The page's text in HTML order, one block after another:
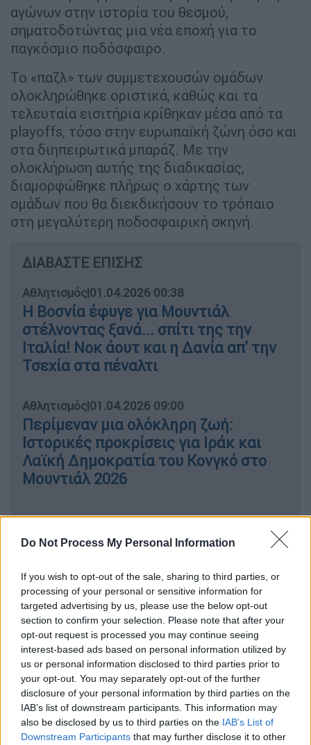
Do Not Process My Personal Information
If you wish to opt-out of the sale, sharing to third parties, or
processing of your personal or sensitive information for
targeted advertising by us, please use the below opt-out
section to confirm your selection. Please note that after your
opt-out request is processed you may continue seeing
interest-based ads based on personal information utilized by
us or personal information disclosed to third parties prior to
your opt-out. You may separately opt-out of the further
disclosure of your personal information by third parties on the
IAB’s list of downstream participants. This information may
also be disclosed by us to third parties on the IAB’s List of
Downstream Participants that may further disclose it to other
αγώνων στην ιστορία του θεσμού,
σηματοδοτώντας μια νέα εποχή για το
παγκόσμιο ποδόσφαιρο.
Το «παζλ» των συμμετεχουσών ομάδων
ολοκληρώθηκε οριστικά, καθώς και τα
τελευταία εισιτήρια κρίθηκαν μέσα από τα
playoffs, τόσο στην ευρωπαϊκή ζώνη όσο και
στα διηπειρωτικά μπαράζ. Με την
ολοκλήρωση αυτής της διαδικασίας,
διαμορφώθηκε πλήρως ο χάρτης των
ομάδων που θα διεκδικήσουν το τρόπαιο
στη μεγαλύτερη ποδοσφαιρική σκηνή.
ΔΙΑΒΑΣΤΕ ΕΠΙΣΗΣ
Αθλητισμός|01.04.2026 00:38
Η Βοσνία έφυγε για Μουντιάλ
στέλνοντας ξανά... σπίτι της την
Ιταλία! Νοκ άουτ και η Δανία απ' την
Τσεχία στα πέναλτι
Αθλητισμός|01.04.2026 09:00
Περίμεναν μια ολόκληρη ζωή:
Ιστορικές προκρίσεις για Ιράκ και
Λαϊκή Δημοκρατία του Κονγκό στο
Μουντιάλ 2026
Η σέντρα του Μουντιάλ 2026 είναι
τελικός θα διεξαχθεί στις 19 Ιουλίου,
ολοκληρώνοντας ένα τουρνουά που
αναμένεται να ξεπεράσει κάθε προηγούμενο
σε κλίμακα, ενδιαφέρον και παγκόσμια
απήχηση.
Οι 12 όμιλοι του Μουντιάλ 2026
1ος Όμιλος